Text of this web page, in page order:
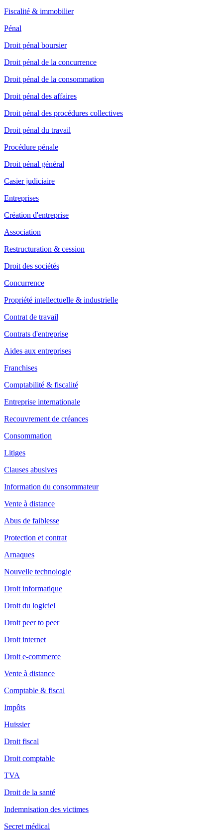
Fiscalité & immobilier
Pénal
Droit pénal boursier
Droit pénal de la concurrence
Droit pénal de la consommation
Droit pénal des affaires
Droit pénal des procédures collectives
Droit pénal du travail
Procédure pénale
Droit pénal général
Casier judiciaire
Entreprises
Création d'entreprise
Association
Restructuration & cession
Droit des sociétés
Concurrence
Propriété intellectuelle & industrielle
Contrat de travail
Contrats d'entreprise
Aides aux entreprises
Franchises
Comptabilité & fiscalité
Entreprise internationale
Recouvrement de créances
Consommation
Litiges
Clauses abusives
Information du consommateur
Vente à distance
Abus de faiblesse
Protection et contrat
Arnaques
Nouvelle technologie
Droit informatique
Droit du logiciel
Droit peer to peer
Droit internet
Droit e-commerce
Vente à distance
Comptable & fiscal
Impôts
Huissier
Droit fiscal
Droit comptable
TVA
Droit de la santé
Indemnisation des victimes
Secret médical